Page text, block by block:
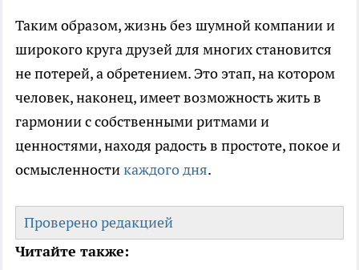
Таким образом, жизнь без шумной компании и
широкого круга друзей для многих становится
не потерей, а обретением. Это этап, на котором
человек, наконец, имеет возможность жить в
гармонии с собственными ритмами и
ценностями, находя радость в простоте, покое и
осмысленностикаждого дня.
Проверено редакцией
Читайте также: